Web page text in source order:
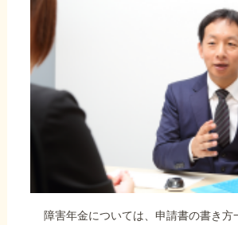
障害年金については、申請書の書き方